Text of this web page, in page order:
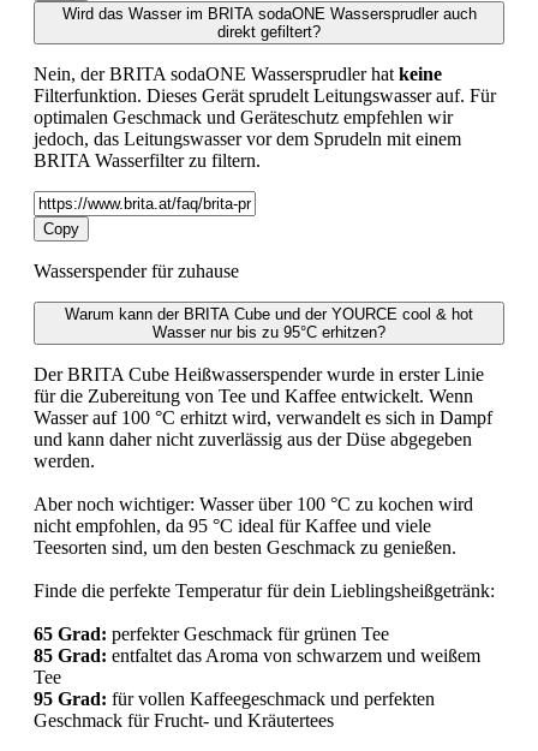
Wird das Wasser im BRITA sodaONE Wassersprudler auch
direkt gefiltert?
Nein, der BRITA sodaONE Wassersprudler hat keine
Filterfunktion. Dieses Gerät sprudelt Leitungswasser auf. Für
optimalen Geschmack und Geräteschutz empfehlen wir
jedoch, das Leitungswasser vor dem Sprudeln mit einem
BRITA Wasserfilter zu filtern.
Copy
Wasserspender für zuhause
Warum kann der BRITA Cube und der YOURCE cool & hot
Wasser nur bis zu 95°C erhitzen?
Der BRITA Cube Heißwasserspender wurde in erster Linie
für die Zubereitung von Tee und Kaffee entwickelt. Wenn
Wasser auf 100 °C erhitzt wird, verwandelt es sich in Dampf
und kann daher nicht zuverlässig aus der Düse abgegeben
werden.
Aber noch wichtiger: Wasser über 100 °C zu kochen wird
nicht empfohlen, da 95 °C ideal für Kaffee und viele
Teesorten sind, um den besten Geschmack zu genießen.
Finde die perfekte Temperatur für dein Lieblingsheißgetränk:
65 Grad: perfekter Geschmack für grünen Tee
85 Grad: entfaltet das Aroma von schwarzem und weißem
Tee
95 Grad: für vollen Kaffeegeschmack und perfekten
Geschmack für Frucht- und Kräutertees